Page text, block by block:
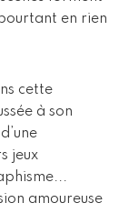
en rien
cette
à son
jeux
amoureuse